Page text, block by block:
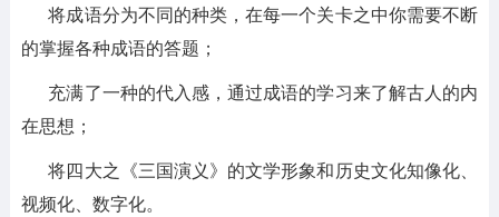
将成语分为不同的种类，在每一个关卡之中你需要不断
的掌握各种成语的答题；
充满了一种的代入感，通过成语的学习来了解古人的内
在思想；
将四大之《三国演义》的文学形象和历史文化知像化、
视频化、数字化。